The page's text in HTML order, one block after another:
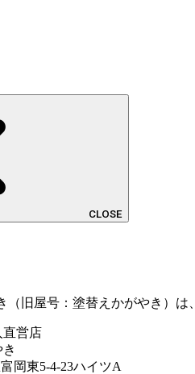
CLOSE
（旧屋号：塗替えかがやき）
直営店
岡東5-4-23ハイツA